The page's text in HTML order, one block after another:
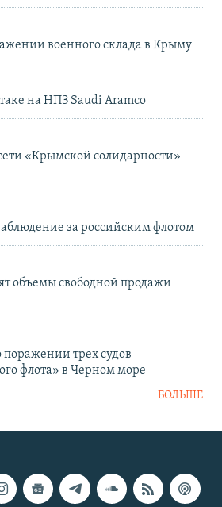
военного склада в Крыму
на НПЗ Saudi Aramco
«Крымской солидарности»
за российским флотом
объемы свободной продажи
трех судов
флота» в Черном море
БОЛЬШЕ